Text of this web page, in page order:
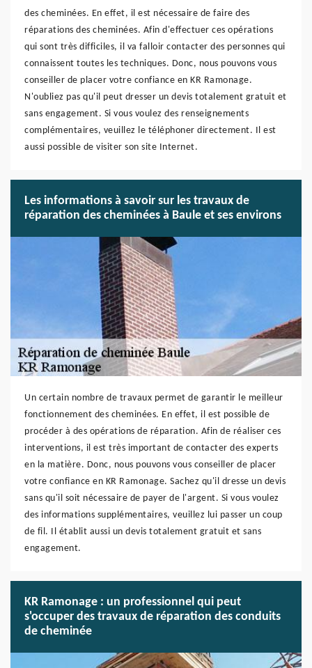
des cheminées. En effet, il est nécessaire de faire des
réparations des cheminées. Afin d'effectuer ces opérations
qui sont très difficiles, il va falloir contacter des personnes qui
connaissent toutes les techniques. Donc, nous pouvons vous
conseiller de placer votre confiance en KR Ramonage.
N'oubliez pas qu'il peut dresser un devis totalement gratuit et
sans engagement. Si vous voulez des renseignements
complémentaires, veuillez le téléphoner directement. Il est
aussi possible de visiter son site Internet.
Les informations à savoir sur les travaux de
réparation des cheminées à Baule et ses environs
Un certain nombre de travaux permet de garantir le meilleur
fonctionnement des cheminées. En effet, il est possible de
procéder à des opérations de réparation. Afin de réaliser ces
interventions, il est très important de contacter des experts
en la matière. Donc, nous pouvons vous conseiller de placer
votre confiance en KR Ramonage. Sachez qu'il dresse un devis
sans qu'il soit nécessaire de payer de l'argent. Si vous voulez
des informations supplémentaires, veuillez lui passer un coup
de fil. Il établit aussi un devis totalement gratuit et sans
engagement.
KR Ramonage : un professionnel qui peut
s'occuper des travaux de réparation des conduits
de cheminée